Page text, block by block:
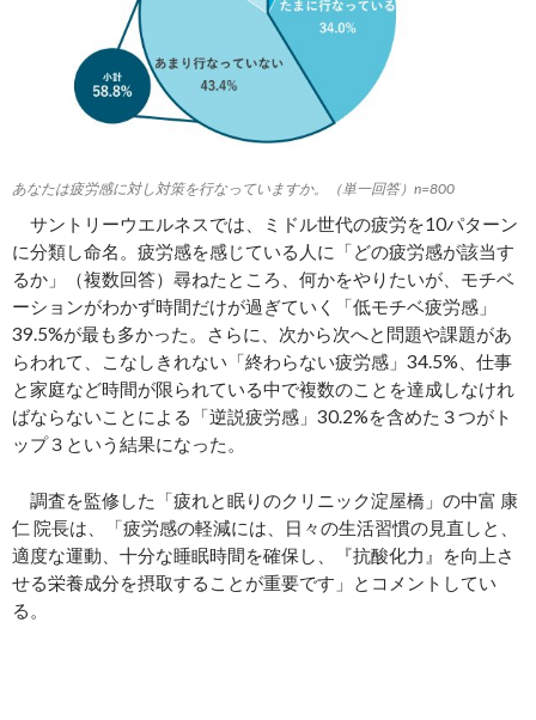
あなたは疲労感に対し対策を行なっていますか。（単一回答）n=800
サントリーウエルネスでは、ミドル世代の疲労を10パターン
に分類し命名。疲労感を感じている人に「どの疲労感が該当す
るか」（複数回答）尋ねたところ、何かをやりたいが、モチベ
ーションがわかず時間だけが過ぎていく「低モチベ疲労感」
39.5%が最も多かった。さらに、次から次へと問題や課題があ
らわれて、こなしきれない「終わらない疲労感」34.5%、仕事
と家庭など時間が限られている中で複数のことを達成しなけれ
ばならないことによる「逆説疲労感」30.2%を含めた３つがト
ップ３という結果になった。
調査を監修した「疲れと眠りのクリニック淀屋橋」の中富 康
仁 院長は、「疲労感の軽減には、日々の生活習慣の見直しと、
適度な運動、十分な睡眠時間を確保し、『抗酸化力』を向上さ
せる栄養成分を摂取することが重要です」とコメントしてい
る。